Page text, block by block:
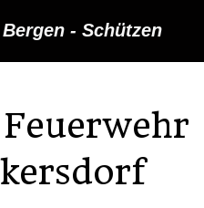
- Schützen